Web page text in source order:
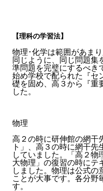
【理科の学習法】
物理･化学は範囲があま
同じように、同じ問題集
準問題を完璧にするべき
始め学校で配られた『
礎を固め、高３から『重
した。
物理
高２の時に研伸館の網干
ト」、高３の時に網干
していました。「高２物
大物理」の復習の時にテ
しました。物理は公式の
ことが大事です。各分野
す。